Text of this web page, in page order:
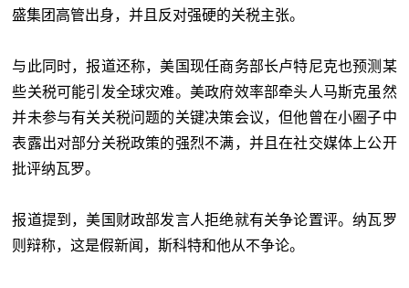
盛集团高管出身，并且反对强硬的关税主张。
与此同时，报道还称，美国现任商务部长卢特尼克也预测某
些关税可能引发全球灾难。美政府效率部牵头人马斯克虽然
并未参与有关关税问题的关键决策会议，但他曾在小圈子中
表露出对部分关税政策的强烈不满，并且在社交媒体上公开
批评纳瓦罗。
报道提到，美国财政部发言人拒绝就有关争论置评。纳瓦罗
则辩称，这是假新闻，斯科特和他从不争论。